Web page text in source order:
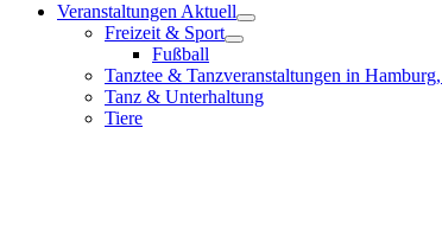
Veranstaltungen Aktuell
Freizeit & Sport
Fußball
Tanztee & Tanzveranstaltungen in
Tanz & Unterhaltung
Tiere